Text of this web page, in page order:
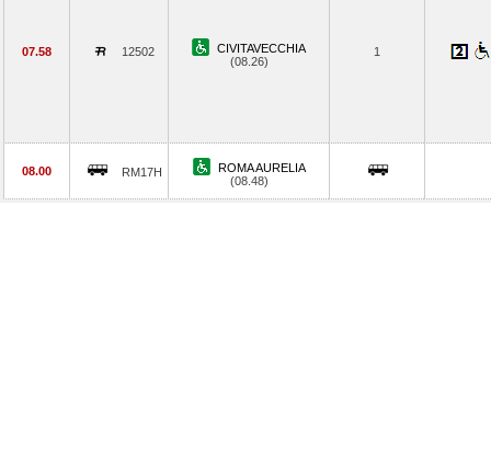
07.58 12502
CIVITAVECCHIA
(08.26)
1
08.00 RM17H
ROMA AURELIA
(08.48)